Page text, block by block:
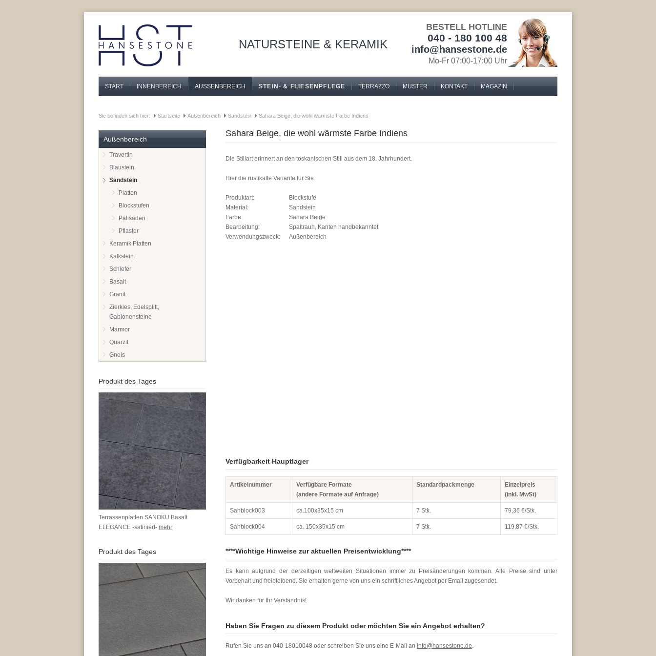
NATURSTEINE & KERAMIK
BESTELL HOTLINE
040 - 180 100 48
info@hansestone.de
Mo-Fr 07:00-17:00 Uhr
START INNENBEREICH AUSSENBEREICH STEIN- & FLIESENPFLEGE TERRAZZO MUSTER KONTAKT MAGAZIN
Sie befinden sich hier: Startseite Außenbereich Sandstein Sahara Beige, die wohl wärmste Farbe Indiens
Sahara Beige, die wohl wärmste Farbe Indiens
Die Stillart erinnert an den toskanischen Still aus dem 18. Jahrhundert.
Hier die rustikalte Variante für Sie.
Produktart:
Blockstufe
Material:
Sandstein
Farbe:
Sahara Beige
Bearbeitung:
Spaltrauh, Kanten handbekanntet
Verwendungszweck:
Außenbereich
Verfügbarkeit Hauptlager
Artikelnummer
Verfügbare Formate
(andere Formate auf Anfrage)
Standardpackmenge
Einzelpreis
(inkl. MwSt)
Sahblock003 ca.100x35x15 cm 7 Stk. 79,36 €/Stk.
Sahblock004 ca. 150x35x15 cm 7 Stk. 119,87 €/Stk.
****Wichtige Hinweise zur aktuellen Preisentwicklung****
Es kann aufgrund der derzeitigen weltweiten Situationen immer zu Preisänderungen kommen. Alle Preise sind unter
Vorbehalt und freibleibend. Sie erhalten gerne von uns ein schriftliches Angebot per Email zugesendet.
Wir danken für Ihr Verständnis!
Haben Sie Fragen zu diesem Produkt oder möchten Sie ein Angebot erhalten?
Rufen Sie uns an 040-18010048 oder schreiben Sie uns eine E-Mail an info@hansestone.de.
Außenbereich
Travertin
Blaustein
Sandstein
Platten
Blockstufen
Palisaden
Pflaster
Keramik Platten
Kalkstein
Schiefer
Basalt
Granit
Zierkies, Edelsplitt,
Gabionensteine
Marmor
Quarzit
Gneis
Produkt des Tages
Terrassenplatten SANOKU Basalt
ELEGANCE -satiniert- mehr
Produkt des Tages